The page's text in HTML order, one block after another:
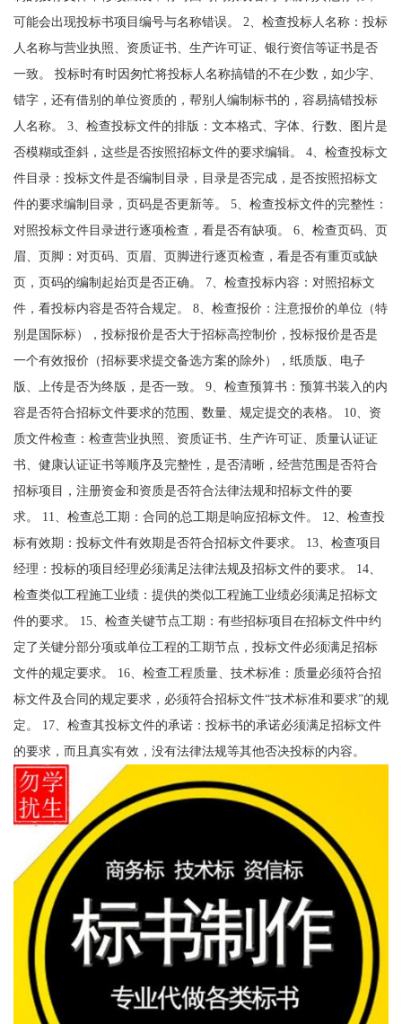
可能会出现投标书项目编号与名称错误。 2、检查投标人名称：投标
人名称与营业执照、资质证书、生产许可证、银行资信等证书是否
一致。 投标时有时因匆忙将投标人名称搞错的不在少数，如少字、
错字，还有借别的单位资质的，帮别人编制标书的，容易搞错投标
人名称。 3、检查投标文件的排版：文本格式、字体、行数、图片是
否模糊或歪斜，这些是否按照招标文件的要求编辑。 4、检查投标文
件目录：投标文件是否编制目录，目录是否完成，是否按照招标文
件的要求编制目录，页码是否更新等。 5、检查投标文件的完整性：
对照投标文件目录进行逐项检查，看是否有缺项。 6、检查页码、页
眉、页脚：对页码、页眉、页脚进行逐页检查，看是否有重页或缺
页，页码的编制起始页是否正确。 7、检查投标内容：对照招标文
件，看投标内容是否符合规定。 8、检查报价：注意报价的单位（特
别是国际标），投标报价是否大于招标高控制价，投标报价是否是
一个有效报价（招标要求提交备选方案的除外），纸质版、电子
版、上传是否为终版，是否一致。 9、检查预算书：预算书装入的内
容是否符合招标文件要求的范围、数量、规定提交的表格。 10、资
质文件检查：检查营业执照、资质证书、生产许可证、质量认证证
书、健康认证证书等顺序及完整性，是否清晰，经营范围是否符合
招标项目，注册资金和资质是否符合法律法规和招标文件的要
求。 11、检查总工期：合同的总工期是响应招标文件。 12、检查投
标有效期：投标文件有效期是否符合招标文件要求。 13、检查项目
经理：投标的项目经理必须满足法律法规及招标文件的要求。 14、
检查类似工程施工业绩：提供的类似工程施工业绩必须满足招标文
件的要求。 15、检查关键节点工期：有些招标项目在招标文件中约
定了关键分部分项或单位工程的工期节点，投标文件必须满足招标
文件的规定要求。 16、检查工程质量、技术标准：质量必须符合招
标文件及合同的规定要求，必须符合招标文件“技术标准和要求”的规
定。 17、检查其投标文件的承诺：投标书的承诺必须满足招标文件
的要求，而且真实有效，没有法律法规等其他否决投标的内容。